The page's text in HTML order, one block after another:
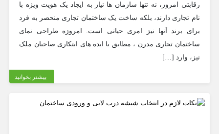
رقابتی امروز، نه تنها سازمان ها نیاز به ایجاد یک هویت ویژه با
نام تجاری دارند، بلکه ساخت یک ساختمان تجاری منحصر به فرد
برای برند آنها نیز امری حیاتی است. امروزه طراحی نمای
ساختمان تجاری مدرن ، مطابق با ایده های ابتکاری صاحبان ملک
نیز، وارد […]
بیشتر بخوانید